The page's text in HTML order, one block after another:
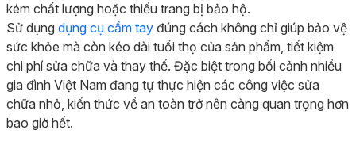
kém chất lượng hoặc thiếu trang bị bảo hộ.
Sử dụng dụng cụ cầm tay đúng cách không chỉ giúp bảo vệ
sức khỏe mà còn kéo dài tuổi thọ của sản phẩm, tiết kiệm
chi phí sửa chữa và thay thế. Đặc biệt trong bối cảnh nhiều
gia đình Việt Nam đang tự thực hiện các công việc sửa
chữa nhỏ, kiến thức về an toàn trở nên càng quan trọng hơn
bao giờ hết.